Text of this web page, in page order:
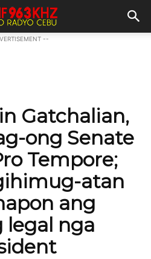
--
Gatchalian,
ong Senate
Tempore;
atan
ang
nga